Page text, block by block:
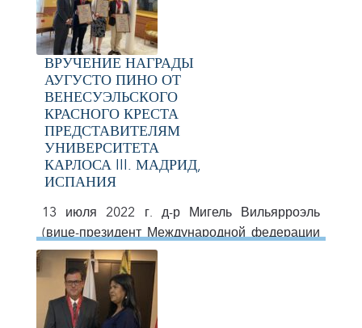
касающиеся Движения Красного Креста и
Красного Полумесяца во всем мире.
ВРУЧЕНИЕ НАГРАДЫ
АУГУСТО ПИНО ОТ
ВЕНЕСУЭЛЬСКОГО
КРАСНОГО КРЕСТА
ПРЕДСТАВИТЕЛЯМ
УНИВЕРСИТЕТА
КАРЛОСА III. МАДРИД,
ИСПАНИЯ
13 июля 2022 г. д-р Мигель Вильярроэль
(вице-президент Международной федерации
обществ Красного Креста и Красного
Полумесяца) вручил высшую награду
Венесуэльского Красного Креста, медаль
Аугусто Пино и соответствующий диплом